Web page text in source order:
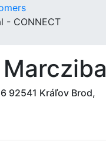
- CONNECT
92541 Kráľov Brod,